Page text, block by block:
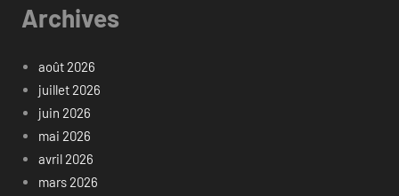
Archives
août 2026
juillet 2026
juin 2026
mai 2026
avril 2026
mars 2026